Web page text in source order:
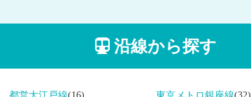
沿線から探す